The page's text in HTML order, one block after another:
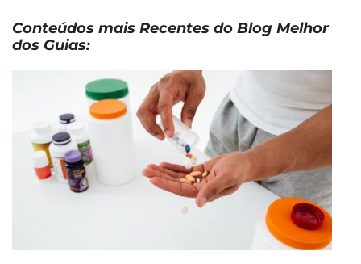
Conteúdos mais Recentes do Blog Melhor
dos Guias: